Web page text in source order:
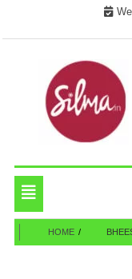
Silma.in
Toggle
navigation
HOME